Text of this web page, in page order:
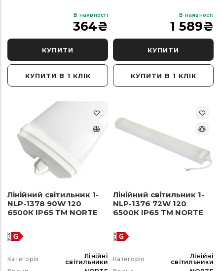
В наявності
364₴
КУПИТИ
КУПИТИ В 1 КЛІК
В наявності
1 589₴
КУПИТИ
КУПИТИ В 1 КЛІК
Лінійний світильник 1-
NLP-1378 90W 120
6500К ІР65 ТМ NORTE
Категорія
Лінійні
світильники
Лінійний світильник 1-
NLP-1376 72W 120
6500К ІР65 ТМ NORTE
Категорія
Лінійні
світильники